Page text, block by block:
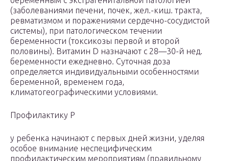
(заболеваниями печени, почек, жел.-киш. тракта,
ревматизмом и поражениями сердечно-сосудистой
системы), при патологическом течении
беременности (токсикозы первой и второй
половины). Витамин D назначают с 28—30-й нед.
беременности ежедневно. Суточная доза
определяется индивидуальными особенностями
беременной, временем года,
климатогеографическими условиями.
Профилактику Р
у ребенка начинают с первых дней жизни, уделяя
особое внимание неспецифическим
профилактическим мероприятиям (правильному